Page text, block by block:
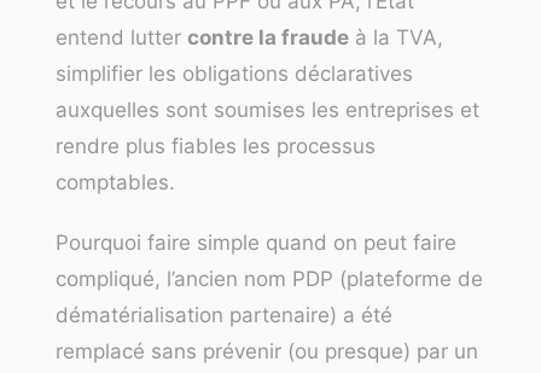
entend lutter contre la fraude à la TVA,
simplifier les obligations déclaratives
auxquelles sont soumises les entreprises et
rendre plus fiables les processus
comptables.
Pourquoi faire simple quand on peut faire
compliqué, l’ancien nom PDP (plateforme de
dématérialisation partenaire) a été
remplacé sans prévenir (ou presque) par un